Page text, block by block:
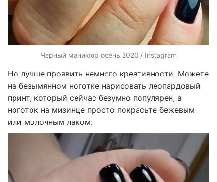
Черный маникюр осень 2020 / Instagram
Но лучше проявить немного креативности. Можете
на безымянном ноготке нарисовать леопардовый
принт, который сейчас безумно популярен, а
ноготок на мизинце просто покрасьте бежевым
или молочным лаком.